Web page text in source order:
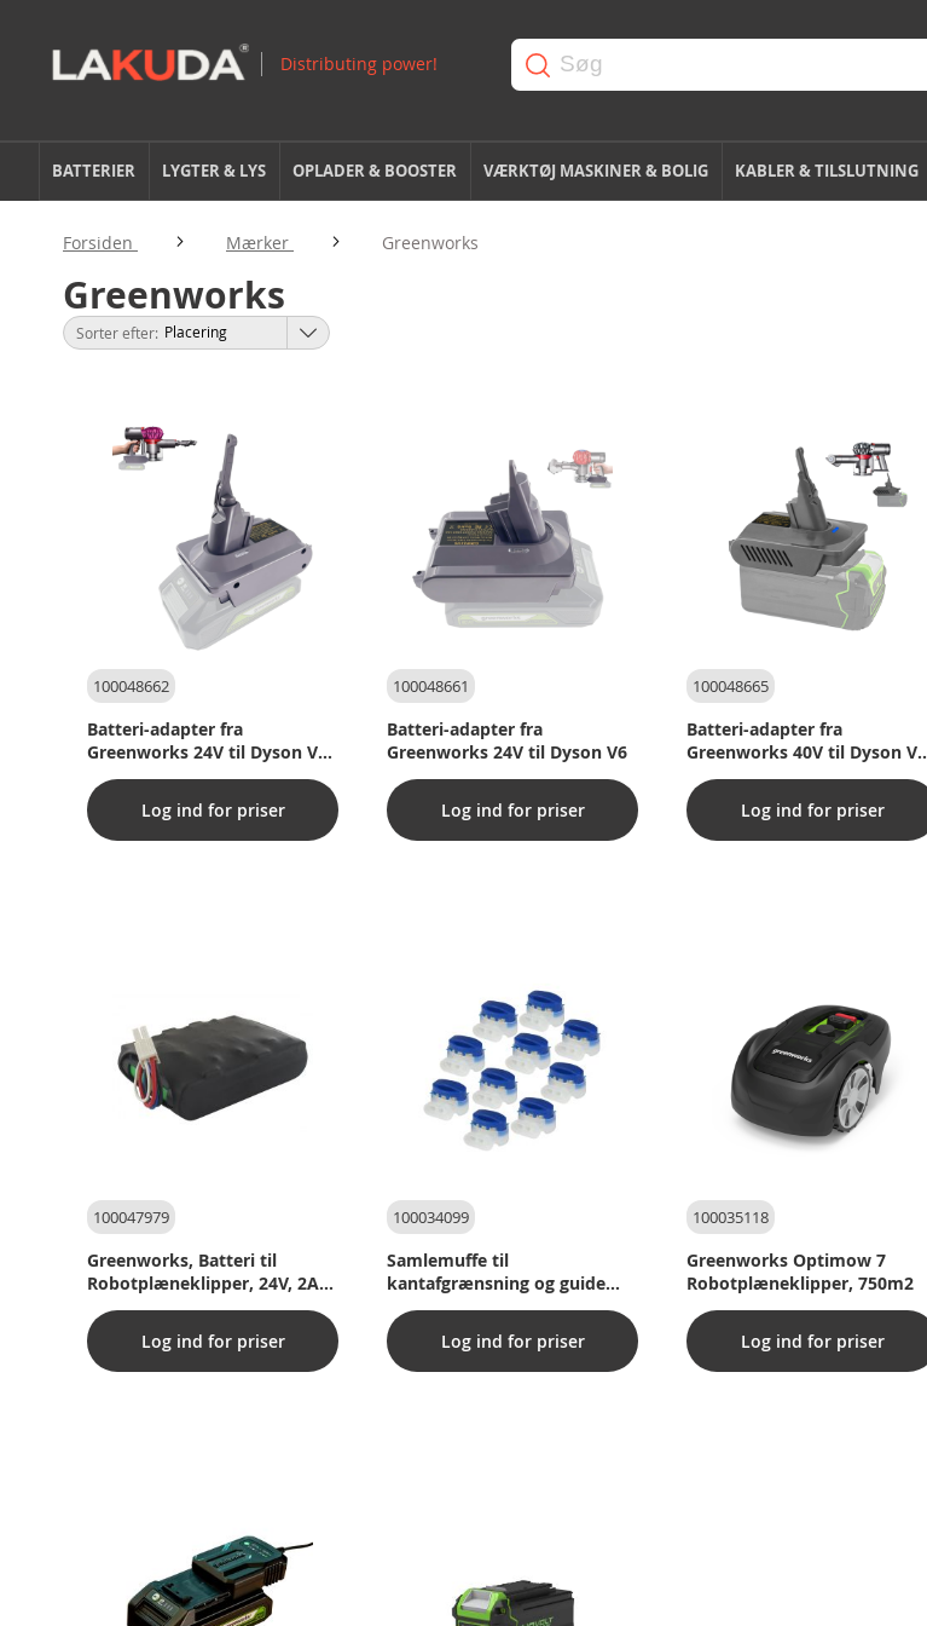
BATTERIER LYGTER & LYS OPLADER & BOOSTER VÆRKTØJ MASKINER & BOLIG KABLER & TILSLUTNING
Forsiden Mærker Greenworks
Greenworks
Sorter efter
100048662
Batteri-adapter fra
Greenworks 24V til Dyson V7
V8
Log ind for priser
100048661
Batteri-adapter fra
Greenworks 24V til Dyson V6
Log ind for priser
100048665
Batteri-adapter fra
Greenworks 40V til Dyson V7
V8
Log ind for priser
100047979
Greenworks, Batteri til
Robotplæneklipper, 24V, 2Ah
til Optimow 4, 5 & 7
Log ind for priser
100034099
Samlemuffe til
kantafgrænsning og guide
ledning til bl.a.
robotplæneklipper fra
Greenworks, Husqvarna,
Gardena, Bosch, Robomow,
Log ind for priser
100035118
Greenworks Optimow 7
Robotplæneklipper, 750m2
Log ind for priser